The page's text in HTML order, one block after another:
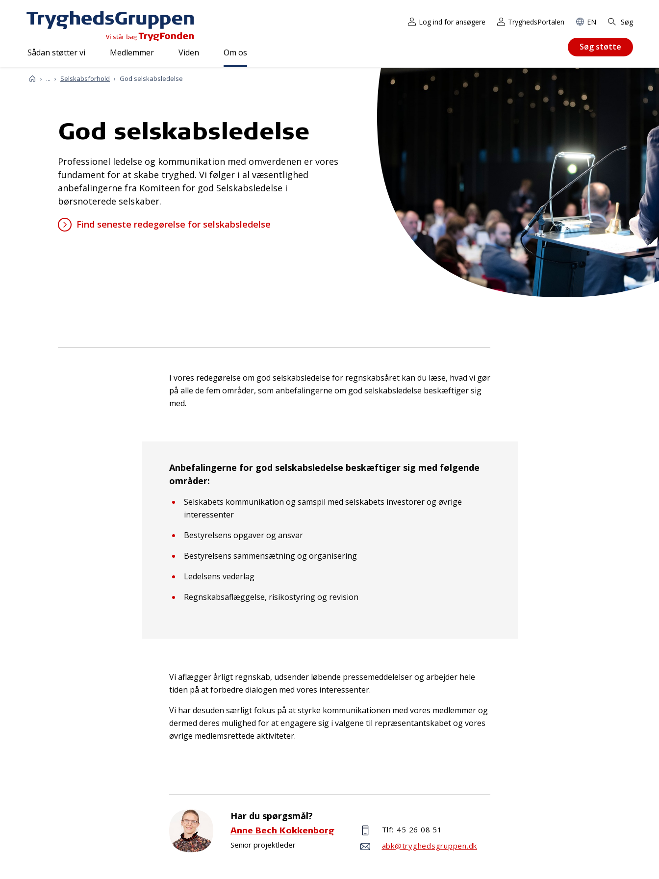
Log ind for ansøgere TryghedsPortalen EN Søg
Sådan støtter vi Medlemmer Viden Om os
Søg støtte
Forside
...
Om os
Sådan arbejder viSelskabsforhold God selskabsledelse
God selskabsledelse
Professionel ledelse og kommunikation med omverdenen er vores
fundament for at skabe tryghed. Vi følger i al væsentlighed
anbefalingerne fra Komiteen for god Selskabsledelse i
børsnoterede selskaber.
Find seneste redegørelse for selskabsledelse
I vores redegørelse om god selskabsledelse for regnskabsåret kan du læse, hvad vi gør
på alle de fem områder, som anbefalingerne om god selskabsledelse beskæftiger sig
med.
Anbefalingerne for god selskabsledelse beskæftiger sig med følgende
områder:
Selskabets kommunikation og samspil med selskabets investorer og øvrige
interessenter
Bestyrelsens opgaver og ansvar
Bestyrelsens sammensætning og organisering
Ledelsens vederlag
Regnskabsaflæggelse, risikostyring og revision
Vi aflægger årligt regnskab, udsender løbende pressemeddelelser og arbejder hele
tiden på at forbedre dialogen med vores interessenter.
Vi har desuden særligt fokus på at styrke kommunikationen med vores medlemmerog
dermed deres mulighed for at engagere sig i valgene til repræsentantskabet og vores
øvrige medlemsrettede aktiviteter.
Har du spørgsmål?
Anne Bech Kokkenborg
Senior projektleder
Tlf: 45 26 08 51
abk@tryghedsgruppen.dk